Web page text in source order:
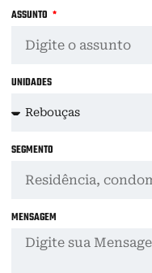
ASSUNTO
UNIDADES
SEGMENTO
MENSAGEM